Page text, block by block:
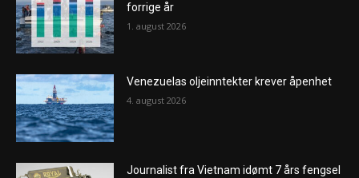
forrige år
1. august 2026
Venezuelas oljeinntekter krever åpenhet
4. august 2026
Journalist fra Vietnam idømt 7 års fengsel